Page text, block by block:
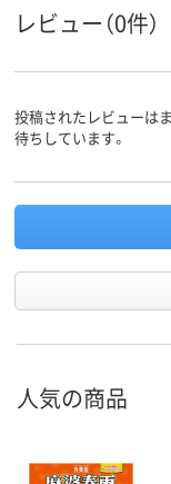
レビュー（0件）
投稿されたレビューは
待ちしています。
人気の商品